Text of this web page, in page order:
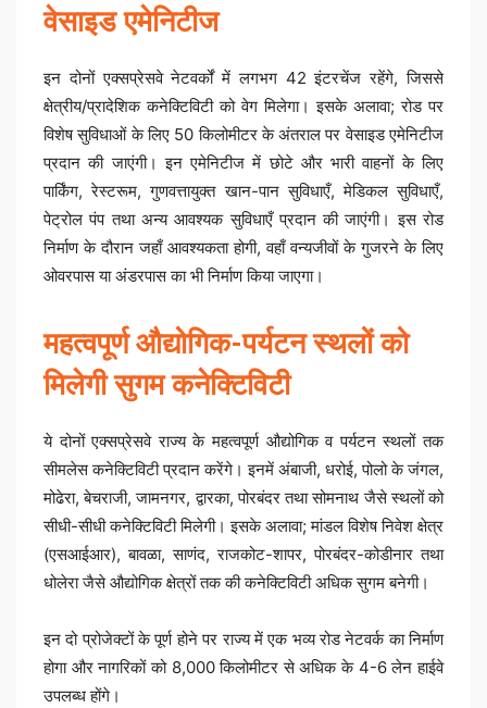
वेसाइड एमेनिटीज
इन दोनों एक्सप्रेसवे नेटवर्कों में लगभग 42 इंटरचेंज रहेंगे, जिससे
क्षेत्रीय/प्रादेशिक कनेक्टिविटी को वेग मिलेगा। इसके अलावा; रोड पर
विशेष सुविधाओं के लिए 50 किलोमीटर के अंतराल पर वेसाइड एमेनिटीज
प्रदान की जाएंगी। इन एमेनिटीज में छोटे और भारी वाहनों के लिए
पार्किंग, रेस्टरूम, गुणवत्तायुक्त खान-पान सुविधाएँ, मेडिकल सुविधाएँ,
पेट्रोल पंप तथा अन्य आवश्यक सुविधाएँ प्रदान की जाएंगी। इस रोड
निर्माण के दौरान जहाँ आवश्यकता होगी, वहाँ वन्यजीवों के गुजरने के लिए
ओवरपास या अंडरपास का भी निर्माण किया जाएगा।
महत्वपूर्ण औद्योगिक-पर्यटन स्थलों को
मिलेगी सुगम कनेक्टिविटी
ये दोनों एक्सप्रेसवे राज्य के महत्वपूर्ण औद्योगिक व पर्यटन स्थलों तक
सीमलेस कनेक्टिविटी प्रदान करेंगे। इनमें अंबाजी, धरोई, पोलो के जंगल,
मोढेरा, बेचराजी, जामनगर, द्वारका, पोरबंदर तथा सोमनाथ जैसे स्थलों को
सीधी-सीधी कनेक्टिविटी मिलेगी। इसके अलावा; मांडल विशेष निवेश क्षेत्र
(एसआईआर), बावळा, साणंद, राजकोट-शापर, पोरबंदर-कोडीनार तथा
धोलेरा जैसे औद्योगिक क्षेत्रों तक की कनेक्टिविटी अधिक सुगम बनेगी।
इन दो प्रोजेक्टों के पूर्ण होने पर राज्य में एक भव्य रोड नेटवर्क का निर्माण
होगा और नागरिकों को 8,000 किलोमीटर से अधिक के 4-6 लेन हाईवे
उपलब्ध होंगे।